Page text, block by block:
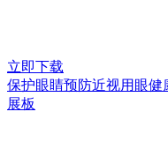
立即下载
保护眼睛预防近视用眼健
展板